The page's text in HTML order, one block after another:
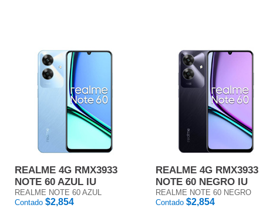
REALME 4G RMX3933
NOTE 60 AZUL IU
REALME NOTE 60 AZUL
Contado $2,854
REALME 4G RMX3933
NOTE 60 NEGRO IU
REALME NOTE 60 NEGRO
Contado $2,854